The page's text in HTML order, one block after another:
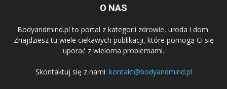
O NAS
Bodyandmind.pl to portal z kategorii zdrowie, uroda i dom.
Znajdziesz tu wiele ciekawych publikacji, które pomogą Ci się
uporać z wieloma problemami.
Skontaktuj się z nami: kontakt@bodyandmind.pl